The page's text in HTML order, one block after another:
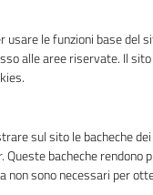
XV
usare le funzioni base del
alle aree riservate. Il
sul sito le bacheche
Queste bacheche rendono
non sono necessari per